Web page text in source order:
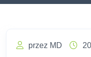
przez MD